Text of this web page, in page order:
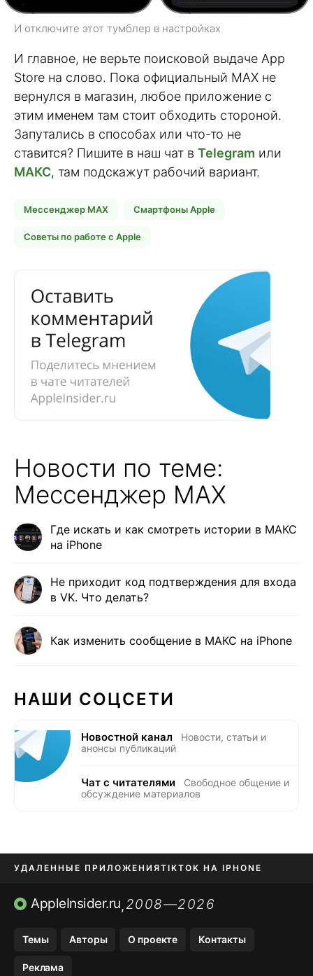
И отключите этот тумблер в настройках
И главное, не верьте поисковой выдаче App
Store на слово. Пока официальный MAX не
вернулся в магазин, любое приложение с
этим именем там стоит обходить стороной.
Запутались в способах или что-то не
ставится? Пишите в наш чат в Telegram или
МАКС, там подскажут рабочий вариант.
Мессенджер MAX Смартфоны Apple
Советы по работе с Apple
Новости по теме:
Мессенджер MAX
Где искать и как смотреть истории в МАКС
на iPhone
Не приходит код подтверждения для входа
в VK. Что делать?
Как изменить сообщение в МАКС на iPhone
НАШИ СОЦСЕТИ
Новостной канал
Новости, статьи и
анонсы публикаций
Чат с читателями
Свободное общение и
обсуждение материалов
УДАЛЕННЫЕ ПРИЛОЖЕНИЯTIKTOK НА IPHONE
ПРИЛОЖЕНИЯ БЕЗ APP STORE
AppleInsider.ru,2008—2026
Темы Авторы О проекте Контакты
Реклама